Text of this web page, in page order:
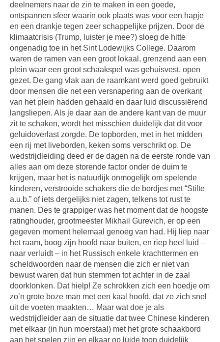
deelnemers naar de zin te maken in een goede,
ontspannen sfeer waarin ook plaats was voor een hapje
en een drankje tegen zeer schappelijke prijzen. Door de
klimaatcrisis (Trump, luister je mee?) sloeg de hitte
ongenadig toe in het Sint Lodewijks College. Daarom
waren de ramen van een groot lokaal, grenzend aan een
plein waar een groot schaakspel was gehuisvest, open
gezet. De gang vlak aan de raamkant werd goed gebruikt
door mensen die net een versnapering aan de overkant
van het plein hadden gehaald en daar luid discussiërend
langsliepen. Als je daar aan de andere kant van de muur
zit te schaken, wordt het misschien duidelijk dat dit voor
geluidoverlast zorgde. De topborden, met in het midden
een rij met liveborden, keken soms verschrikt op. De
wedstrijdleiding deed er de dagen na de eerste ronde van
alles aan om deze storende factor onder de duim te
krijgen, maar het is natuurlijk onmogelijk om spelende
kinderen, verstrooide schakers die de bordjes met “Stilte
a.u.b.” of iets dergelijks niet zagen, telkens tot rust te
manen. Des te grappiger was het moment dat de hoogste
ratinghouder, grootmeester Mikhail Gurevich, er op een
gegeven moment helemaal genoeg van had. Hij liep naar
het raam, boog zijn hoofd naar buiten, en riep heel luid –
naar verluidt – in het Russisch enkele krachttermen en
scheldwoorden naar de mensen die zich er niet van
bewust waren dat hun stemmen tot achter in de zaal
doorklonken. Dat hielp! Ze schrokken zich een hoedje om
zo’n grote boze man met een kaal hoofd, dat ze zich snel
uit de voeten maakten… Maar wat doe je als
wedstrijdleider aan de situatie dat twee Chinese kinderen
met elkaar (in hun moerstaal) met het grote schaakbord
aan het spelen zijn en elkaar op luide toon duidelijk